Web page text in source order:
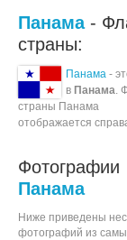
Панама-
страны:
Панама -
в Панама.
страны Панама
отображается
Фотографии
Панама
Ниже приведены
фотографий из